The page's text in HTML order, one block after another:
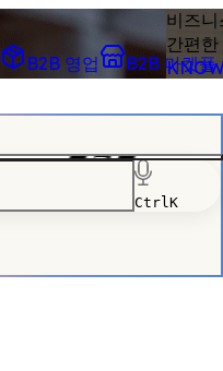
B2B 영업
B2B 마켓플
비즈
간편
CtrlK